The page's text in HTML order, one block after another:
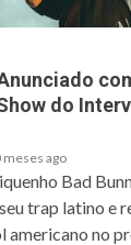
do
meses ago
Bad
trap latino e
no